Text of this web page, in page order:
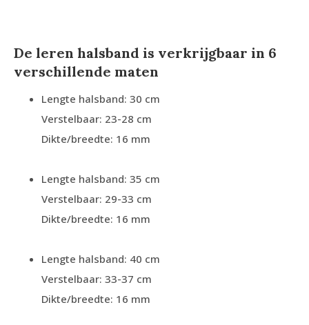
De leren halsband is verkrijgbaar in 6
verschillende maten
Lengte halsband: 30 cm
Verstelbaar: 23-28 cm
Dikte/breedte: 16 mm
Lengte halsband: 35 cm
Verstelbaar: 29-33 cm
Dikte/breedte: 16 mm
Lengte halsband: 40 cm
Verstelbaar: 33-37 cm
Dikte/breedte: 16 mm